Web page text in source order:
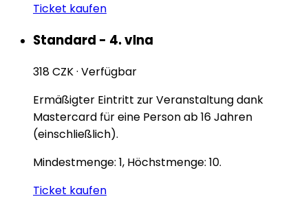
Ticket kaufen
Standard - 4. vlna
318 CZK· Verfügbar
Ermäßigter Eintritt zur Veranstaltung dank
Mastercard für eine Person ab 16 Jahren
(einschließlich).
Mindestmenge: 1, Höchstmenge: 10.
Ticket kaufen